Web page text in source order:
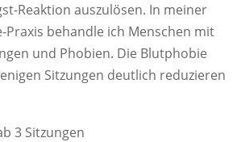
Reaktion auszulösen. In meiner
Praxis behandle ich Menschen mit
und Phobien. Die Blutphobie
Sitzungen deutlich reduzieren
3 Sitzungen